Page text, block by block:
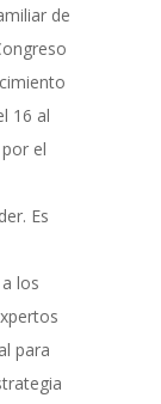
de
16 al
el
Es
los
para